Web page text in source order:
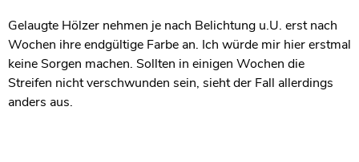
Gelaugte Hölzer nehmen je nach Belichtung u.U. erst nach
Wochen ihre endgültige Farbe an. Ich würde mir hier erstmal
keine Sorgen machen. Sollten in einigen Wochen die
Streifen nicht verschwunden sein, sieht der Fall allerdings
anders aus.